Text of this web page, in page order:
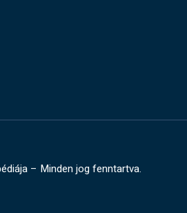
– Minden jog fenntartva.